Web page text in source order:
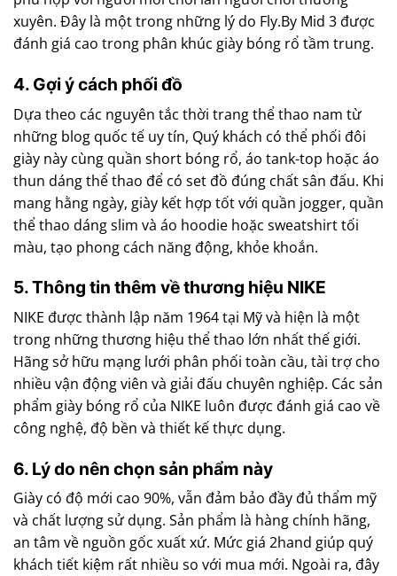
xuyên. Đây là một trong những lý do Fly.By Mid 3 được
đánh giá cao trong phân khúc giày bóng rổ tầm trung.
4. Gợi ý cách phối đồ
Dựa theo các nguyên tắc thời trang thể thao nam từ
những blog quốc tế uy tín, Quý khách có thể phối đôi
giày này cùng quần short bóng rổ, áo tank-top hoặc áo
thun dáng thể thao để có set đồ đúng chất sân đấu. Khi
mang hằng ngày, giày kết hợp tốt với quần jogger, quần
thể thao dáng slim và áo hoodie hoặc sweatshirt tối
màu, tạo phong cách năng động, khỏe khoắn.
5. Thông tin thêm về thương hiệu NIKE
NIKE được thành lập năm 1964 tại Mỹ và hiện là một
trong những thương hiệu thể thao lớn nhất thế giới.
Hãng sở hữu mạng lưới phân phối toàn cầu, tài trợ cho
nhiều vận động viên và giải đấu chuyên nghiệp. Các sản
phẩm giày bóng rổ của NIKE luôn được đánh giá cao về
công nghệ, độ bền và thiết kế thực dụng.
6. Lý do nên chọn sản phẩm này
Giày có độ mới cao 90%, vẫn đảm bảo đầy đủ thẩm mỹ
và chất lượng sử dụng. Sản phẩm là hàng chính hãng,
an tâm về nguồn gốc xuất xứ. Mức giá 2hand giúp quý
khách tiết kiệm rất nhiều so với mua mới. Ngoài ra, đây